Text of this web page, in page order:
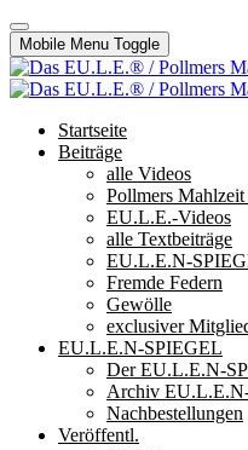
Mobile Menu Toggle
Startseite
Beiträge
alle Videos
Pollmers
EU.L.E.-Videos
alle Textbeiträge
EU.L.E.N-
Fremde Federn
Gewölle
exclusiver
EU.L.E.N-SPIEGEL
Der EU.L.E.N-
Archiv
Nachbestellungen
Veröffentl.